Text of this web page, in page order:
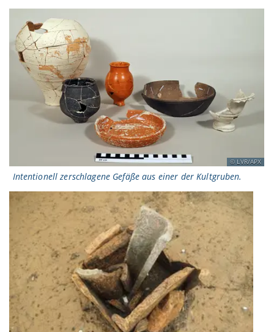
LVR/APX
Intentionell zerschlagene Gefäße aus einer der Kultgruben.